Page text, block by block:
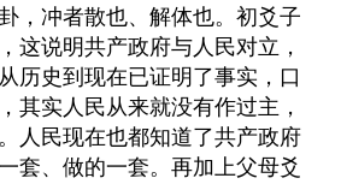
，冲者散也、解体也。初爻子
这说明共产政府与人民对立，
历史到现在已证明了事实，口
其实人民从来就没有作过主，
人民现在也都知道了共产政府
套、做的一套。再加上父母爻